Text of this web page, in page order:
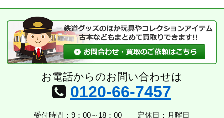
お電話からのお問い合わせは
0120-66-7457
受付時間：9：00～18：00 定休日：月曜日